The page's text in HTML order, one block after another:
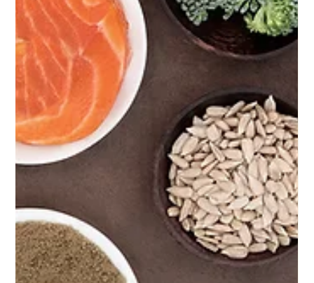
Darmschleimhaut gezielt regenerierst und das
Mikrobiom nachhaltig aufbaust – Schritt für Schritt,
praxiserprobt und alltagstauglich. So wird der Bauch
wieder ruhig und Futter besser verträglich. Du willst es
individuell? Ich begleite euch gern in der 1:1-
Ernährungsberatung – bei Aufgenapft.